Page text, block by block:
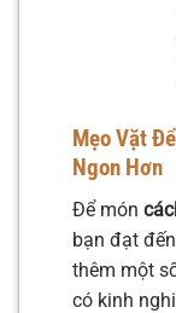
Mẹo Vặt
Ngon Hơn
Để món
bạn đạt
thêm một
có kinh